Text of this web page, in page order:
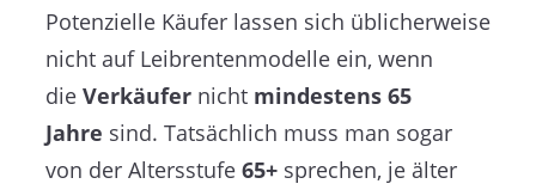
Potenzielle Käufer lassen sich üblicherweise
nicht auf Leibrentenmodelle ein, wenn
die Verkäufer nicht mindestens 65
Jahre sind. Tatsächlich muss man sogar
von der Altersstufe 65+ sprechen, je älter